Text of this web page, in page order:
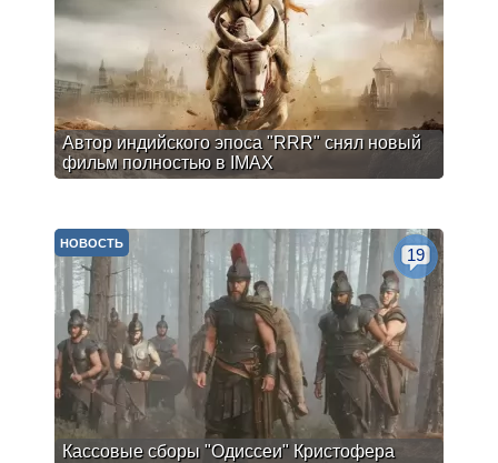
Автор индийского эпоса "RRR" снял новый
фильм полностью в IMAX
Кассовые сборы "Одиссеи" Кристофера
НОВОСТЬ
19